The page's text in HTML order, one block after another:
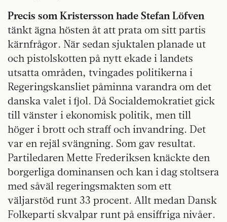
Precis som Kristersson hade Stefan Löfven
tänkt ägna hösten åt att prata om sitt partis
kärnfrågor. När sedan sjuktalen planade ut
och pistolskotten på nytt ekade i landets
utsatta områden, tvingades politikerna i
Regeringskansliet påminna varandra om det
danska valet i fjol. Då Socialdemokratiet gick
till vänster i ekonomisk politik, men till
höger i brott och straff och invandring. Det
var en rejäl svängning. Som gav resultat.
Partiledaren Mette Frederiksen knäckte den
borgerliga dominansen och kan i dag stoltsera
med såväl regeringsmakten som ett
väljarstöd runt 33 procent. Allt medan Dansk
Folkeparti skvalpar runt på ensiffriga nivåer.